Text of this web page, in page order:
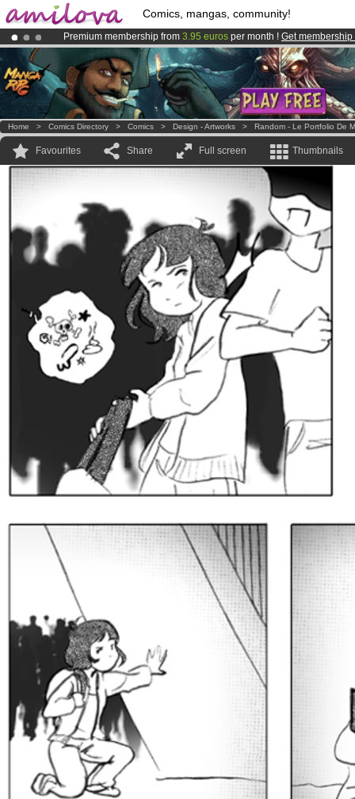
Comics, mangas, community!
Premium membership from 3.95 euros per month ! Get membership
Already 100000membersand 1000comics & mangas!.
AmilovaKickstarter is now LIVE!.
Home > Comics Directory > Comics > Design - Artworks > Random - Le Portfolio De
Favourites Share Full screen Thumbnails